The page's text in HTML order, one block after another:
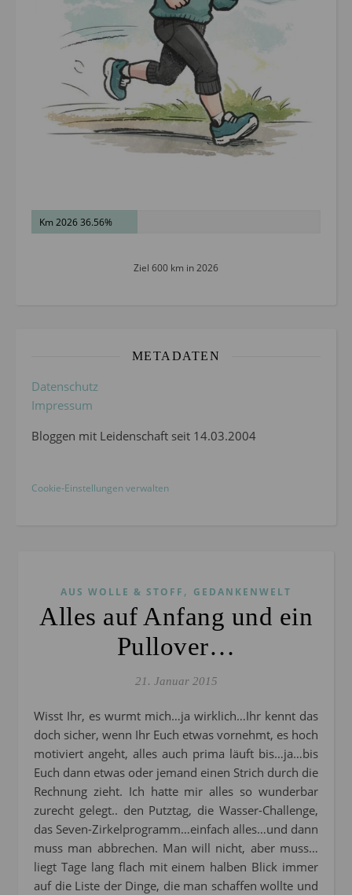
Km 2026 36.56%
Ziel 600 km in 2026
METADATEN
Datenschutz
Impressum
Bloggen mit Leidenschaft seit 14.03.2004
Cookie-Einstellungen verwalten
AUS WOLLE & STOFF , GEDANKENWELT
Alles auf Anfang und ein
Pullover…
21. Januar 2015
Wisst Ihr, es wurmt mich…ja wirklich…Ihr kennt das
doch sicher, wenn Ihr Euch etwas vornehmt, es hoch
motiviert angeht, alles auch prima läuft bis…ja…bis
Euch dann etwas oder jemand einen Strich durch die
Rechnung zieht. Ich hatte mir alles so wunderbar
zurecht gelegt.. den Putztag, die Wasser-Challenge,
das Seven-Zirkelprogramm…einfach alles…und dann
muss man abbrechen. Man will nicht, aber muss…
liegt Tage lang flach mit einem halben Blick immer
auf die Liste der Dinge, die man schaffen wollte und